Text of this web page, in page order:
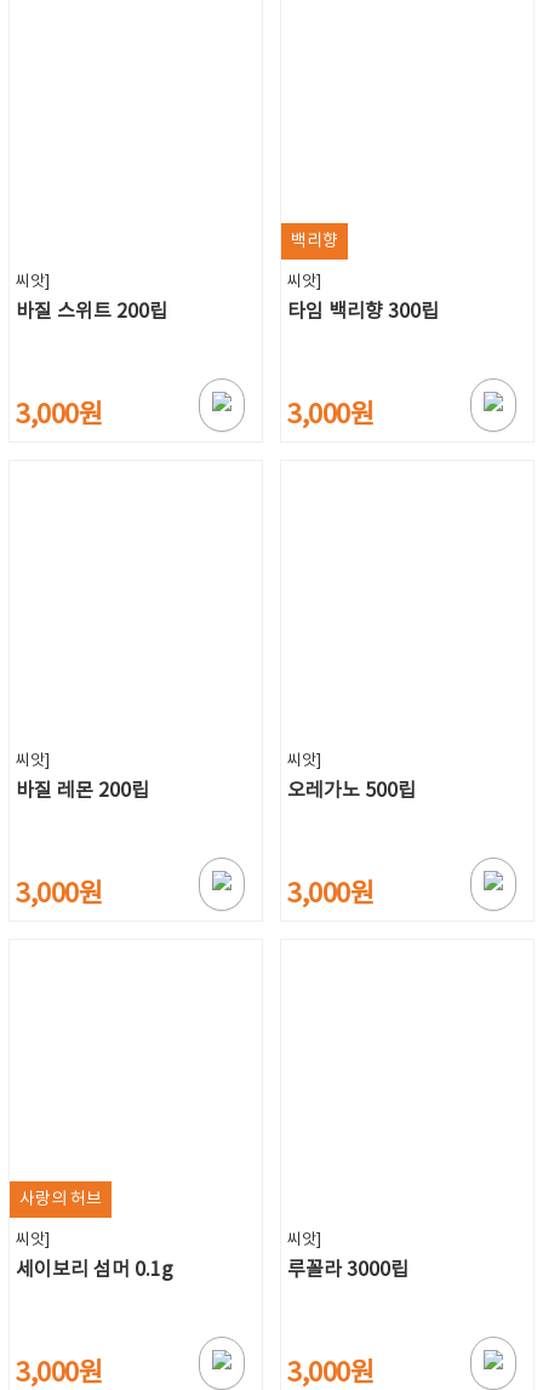
씨앗]
바질 스위트 200립
3,000원
백리향
씨앗]
타임 백리향 300립
3,000원
씨앗]
바질 레몬 200립
3,000원
씨앗]
오레가노 500립
3,000원
사랑의 허브
씨앗]
세이보리 섬머 0.1g
3,000원
씨앗]
루꼴라 3000립
3,000원